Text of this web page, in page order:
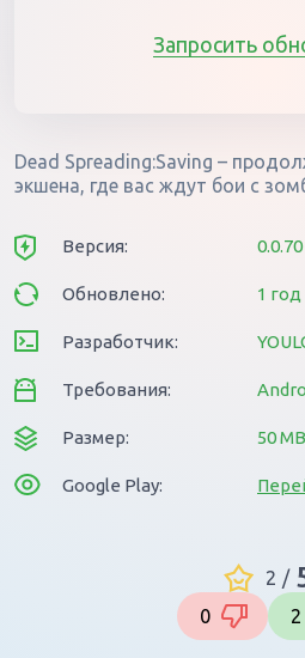
Запросить
Dead Spreading:Saving –
экшена, где вас ждут бои с
Версия: 0.0.70
Обновлено: 1
Разработчик:
Требования:
Размер: 50 MB
Google Play:
2 /
0 2